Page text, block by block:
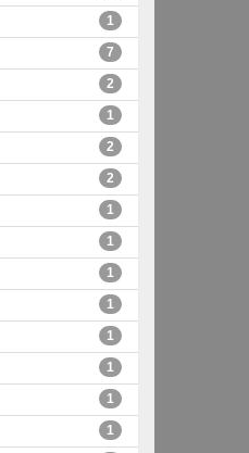
1
7
2
1
2
2
1
1
1
1
1
1
1
1